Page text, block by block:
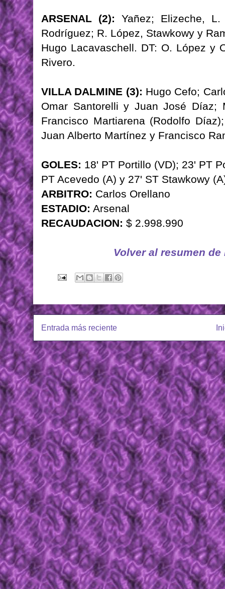
ARSENAL (2): Yañez; Elizeche,
Rodríguez; R. López, Stawkowy y
Hugo Lacavaschell. DT: O. López y
Rivero.
VILLA DALMINE (3): Hugo Cefo;
Omar Santorelli y Juan José Díaz;
Francisco Martiarena (Rodolfo
Juan Alberto Martínez y Francisco
GOLES: 18' PT Portillo (VD); 23' PT
PT Acevedo (A) y 27' ST Stawkowy
ARBITRO: Carlos Orellano
ESTADIO: Arsenal
RECAUDACION: $ 2.998.990
Volver al resumen
Entrada más reciente